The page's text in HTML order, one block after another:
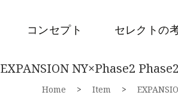
コンセプト セレクトの
EXPANSION NY×Phase2
Home > Item >